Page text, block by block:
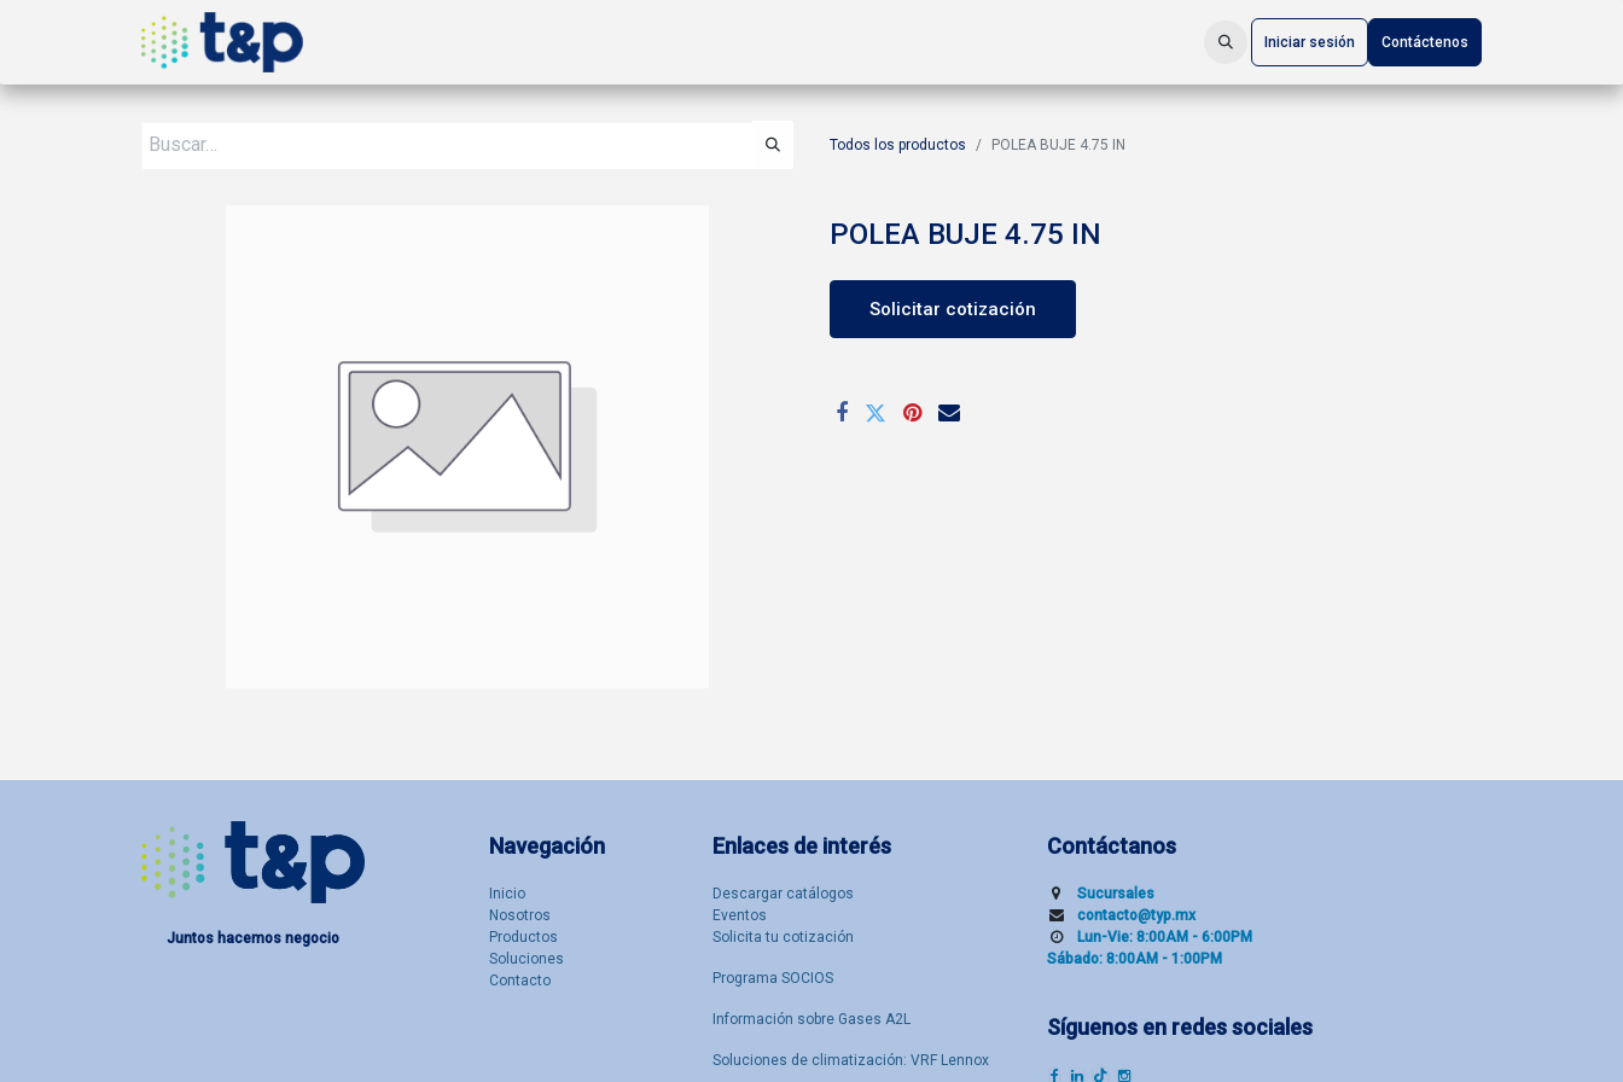
Iniciar sesión Contáctenos
Todos los productos POLEA BUJE 4.75 IN
POLEA BUJE 4.75 IN
Solicitar cotización
Enlaces de interés
Descargar catálogos
Eventos
Solicita tu cotización
Programa SOCIOS
Información sobre Gases A2L
Soluciones de climatización: VRF Lennox
Navegación
Inicio
Nosotro​s
Productos
Soluciones
Contacto
Contáctanos
Sucu​rsal​es
contacto@typ.mx
Lun-Vie: 8:00AM - 6:00PM
Sábado: 8:00AM - 1:00PM
Síguenos en redes sociales
Juntos hacemos negocio